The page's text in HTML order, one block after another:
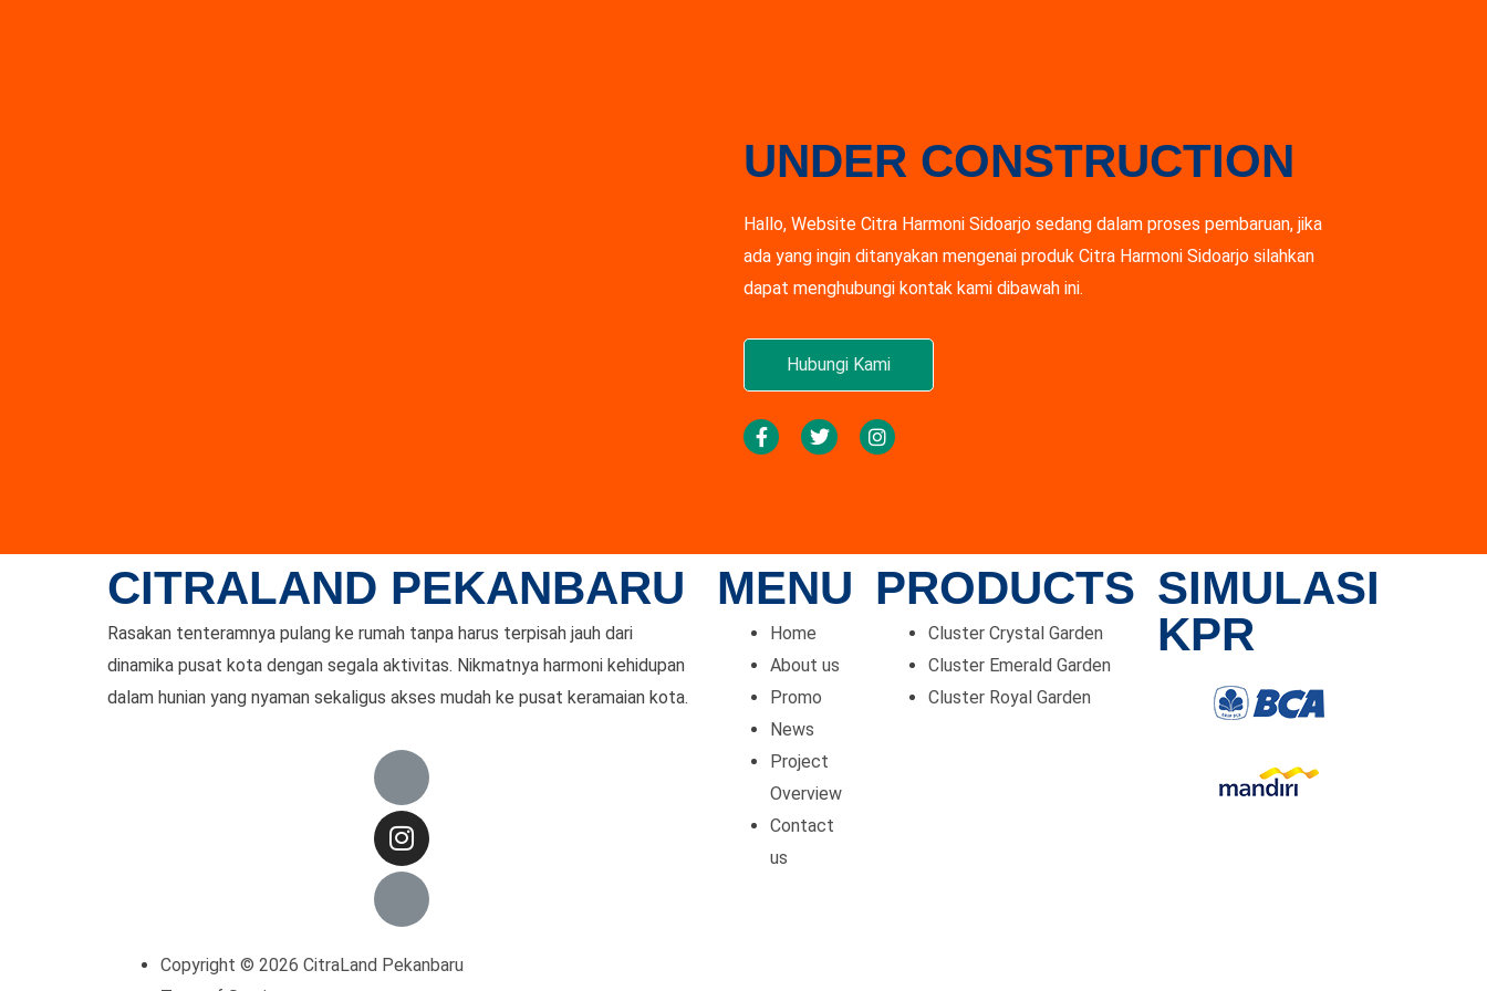
UNDER CONSTRUCTION
Hallo, Website Citra Harmoni Sidoarjo sedang dalam proses pembaruan, jika
ada yang ingin ditanyakan mengenai produk Citra Harmoni Sidoarjo silahkan
dapat menghubungi kontak kami dibawah ini.
Hubungi Kami
CITRALAND PEKANBARU
Rasakan tenteramnya pulang ke rumah tanpa harus terpisah jauh dari
dinamika pusat kota dengan segala aktivitas. Nikmatnya harmoni kehidupan
dalam hunian yang nyaman sekaligus akses mudah ke pusat keramaian kota.
MENU
Home
About us
Promo
News
Project
Overview
Contact
us
PRODUCTS
Cluster Crystal Garden
Cluster Emerald Garden
Cluster Royal Garden
SIMULASI
KPR
Copyright © 2026 CitraLand Pekanbaru